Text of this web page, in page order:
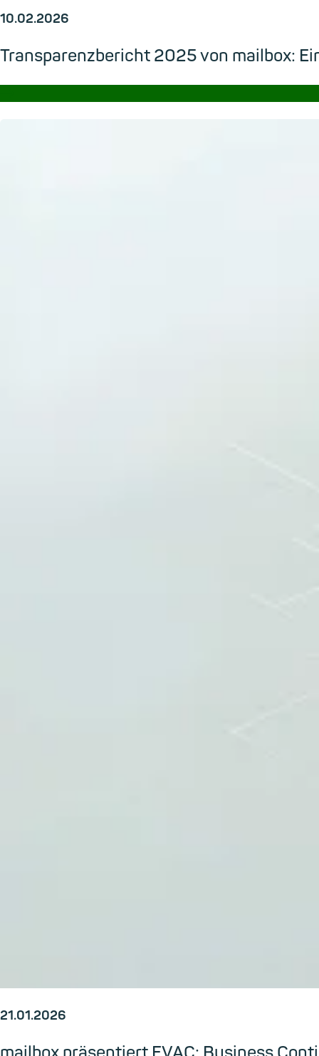
10.02.2026
Transparenzbericht 2025 von mailbox:
21.01.2026